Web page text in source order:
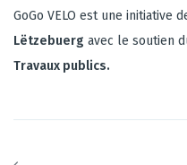
GoGo VELO est une initiative
Lëtzebuerg avec le soutien
Travaux publics.